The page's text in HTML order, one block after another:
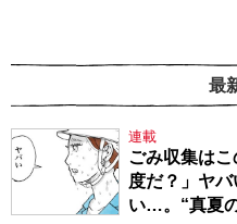
最
連載
ごみ収集は
度だ？」ヤ
い…。“真夏